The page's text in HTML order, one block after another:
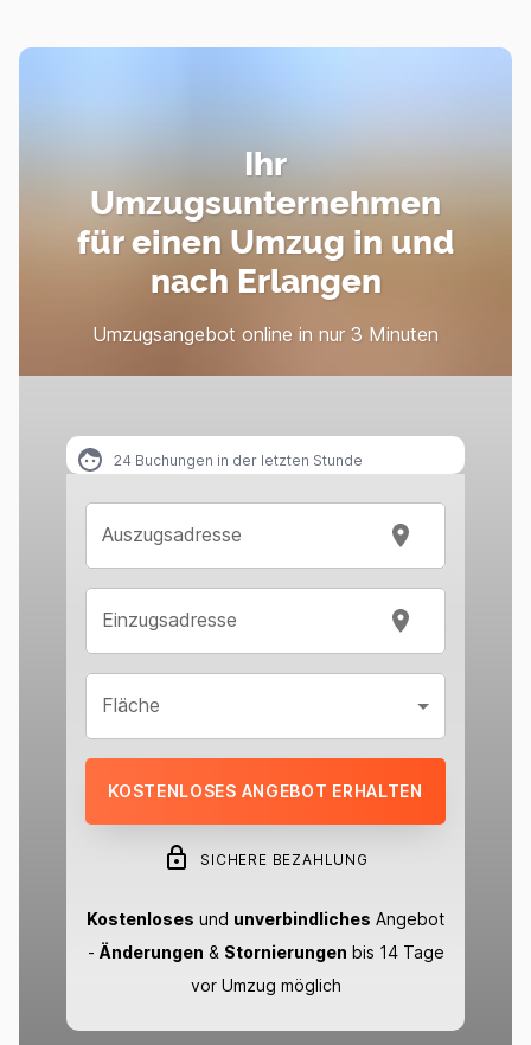
Ihr
Umzugsunternehmen
für einen Umzug in und
nach Erlangen
Umzugsangebot online in nur 3 Minuten
24 Buchungen in der letzten Stunde
Auszugsadresse
Einzugsadresse
Fläche
KOSTENLOSES ANGEBOT ERHALTEN
SICHERE BEZAHLUNG
Kostenloses und unverbindliches Angebot
- Änderungen & Stornierungen bis 14 Tage
vor Umzug möglich